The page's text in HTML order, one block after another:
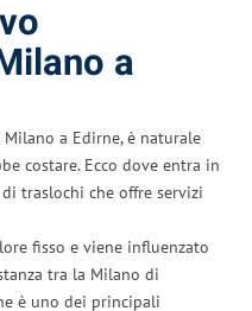
a
a Edirne, è naturale
costare. Ecco dove entra in
traslochi che offre servizi
fisso e viene influenzato
tra la Milano di
è uno dei principali